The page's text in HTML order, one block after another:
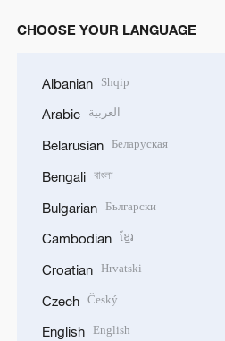
CHOOSE YOUR LANGUAGE
Albanian Shqip
Arabic العربية
Belarusian Беларуская
Bengali বাংলা
Bulgarian Български
Cambodian ខ្មែរ
Croatian Hrvatski
Czech Český
English English